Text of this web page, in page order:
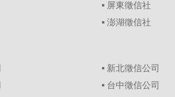
▪ 屏東徵信社
▪ 澎湖徵信社
▪ 新北徵信公司
▪ 台中徵信公司